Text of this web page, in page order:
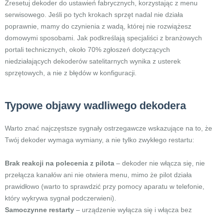
Zresetuj dekoder do ustawień fabrycznych, korzystając z menu
serwisowego. Jeśli po tych krokach sprzęt nadal nie działa
poprawnie, mamy do czynienia z wadą, której nie rozwiążesz
domowymi sposobami. Jak podkreślają specjaliści z branżowych
portali technicznych, około 70% zgłoszeń dotyczących
niedziałających dekoderów satelitarnych wynika z usterek
sprzętowych, a nie z błędów w konfiguracji.
Typowe objawy wadliwego dekodera
Warto znać najczęstsze sygnały ostrzegawcze wskazujące na to, że
Twój dekoder wymaga wymiany, a nie tylko zwykłego restartu:
Brak reakcji na polecenia z pilota – dekoder nie włącza się, nie
przełącza kanałów ani nie otwiera menu, mimo że pilot działa
prawidłowo (warto to sprawdzić przy pomocy aparatu w telefonie,
który wykrywa sygnał podczerwieni).
Samoczynne restarty – urządzenie wyłącza się i włącza bez